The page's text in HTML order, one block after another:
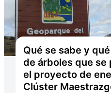
Qué se sabe y
de árboles que se
el proyecto de
Clúster